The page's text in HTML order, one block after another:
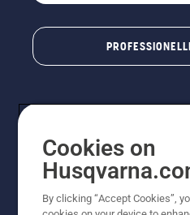
Cookies on
By clicking “Accept Cookies”,